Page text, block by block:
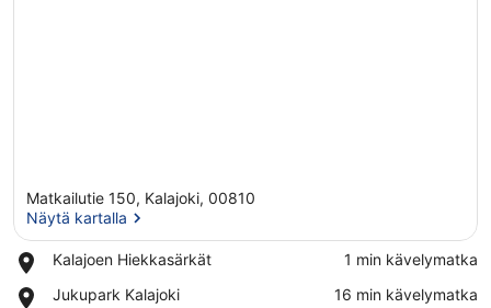
Matkailutie 150, Kalajoki, 00810
Näytä kartalla
Kalajoen Hiekkasärkät
Place,
Hiekkasärkät
‪1 min kävelymatka‬
Jukupark Kalajoki
Place,
‪16 min kävelymatka‬